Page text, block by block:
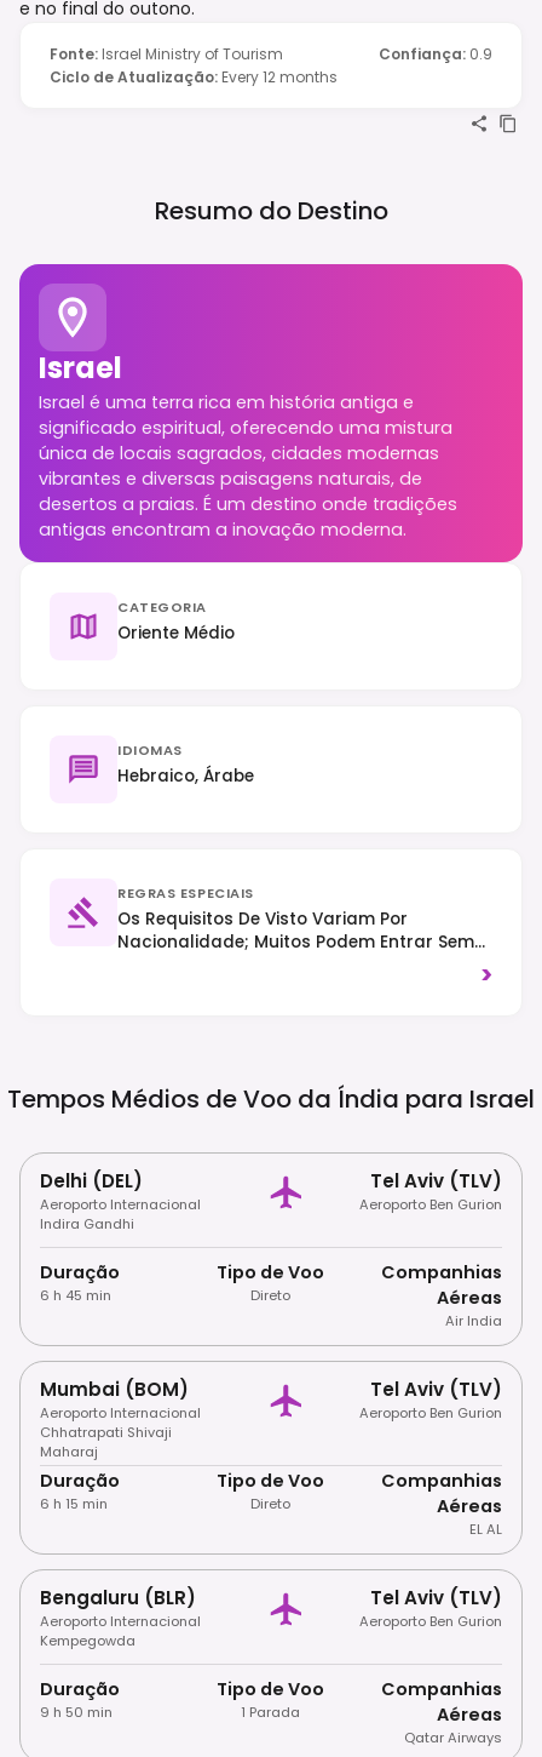
e no final do outono.
Fonte: Israel Ministry of Tourism Confiança: 0.9
Ciclo de Atualização: Every 12 months
Resumo do Destino
Israel
Israel é uma terra rica em história antiga e
significado espiritual, oferecendo uma mistura
única de locais sagrados, cidades modernas
vibrantes e diversas paisagens naturais, de
desertos a praias. É um destino onde tradições
antigas encontram a inovação moderna.
CATEGORIA
Oriente Médio
IDIOMAS
Hebraico, Árabe
REGRAS ESPECIAIS
Os Requisitos De Visto Variam Por
Nacionalidade; Muitos Podem Entrar Sem
Visto Para Estadias Curtas, Mas Um ETA-IL
Nas Fronteiras E Aeroportos, E Vista-Se
Modestamente Ao Visitar Locais Religiosos.
>
Tempos Médios de Voo da Índia para Israel
Delhi (DEL)
Aeroporto Internacional
Indira Gandhi
Tel Aviv (TLV)
Aeroporto Ben Gurion
Duração
6 h 45 min
Tipo de Voo
Direto
Companhias
Aéreas
Air India
Mumbai (BOM)
Aeroporto Internacional
Chhatrapati Shivaji
Maharaj
Tel Aviv (TLV)
Aeroporto Ben Gurion
Duração
6 h 15 min
Tipo de Voo
Direto
Companhias
Aéreas
EL AL
Bengaluru (BLR)
Aeroporto Internacional
Kempegowda
Tel Aviv (TLV)
Aeroporto Ben Gurion
Duração
9 h 50 min
Tipo de Voo
1 Parada
Companhias
Aéreas
Qatar Airways